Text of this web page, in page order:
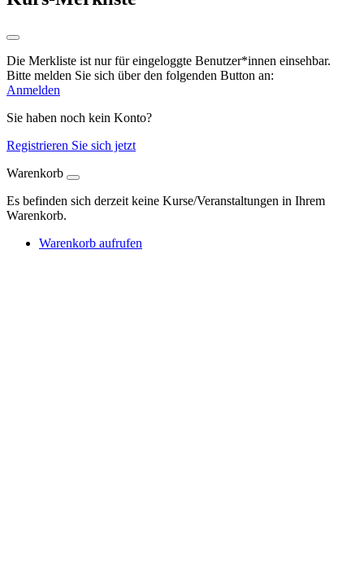
Die Merkliste ist nur für eingeloggte Benutzer*innen einsehbar.
Bitte melden Sie sich über den folgenden Button an:
Anmelden
Sie haben noch kein Konto?
Registrieren Sie sich jetzt
Warenkorb
Es befinden sich derzeit keine Kurse/Veranstaltungen in Ihrem
Warenkorb.
Warenkorb aufrufen